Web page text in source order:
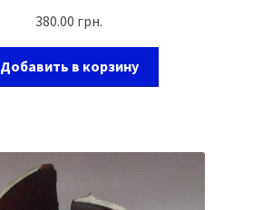
380.00 грн.
Добавить в корзину